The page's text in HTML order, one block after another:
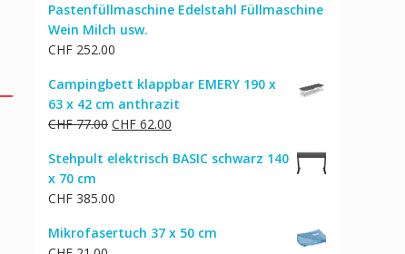
Pastenfüllmaschine Edelstahl Füllmaschine
Wein Milch usw.
CHF 252.00
Campingbett klappbar EMERY 190 x
63 x 42 cm anthrazit
CHF77.00 Ursprünglicher
war:
CHF 62.00
ist:
Stehpult elektrisch BASIC schwarz 140
x 70 cm
CHF 385.00
Mikrofasertuch 37 x 50 cm